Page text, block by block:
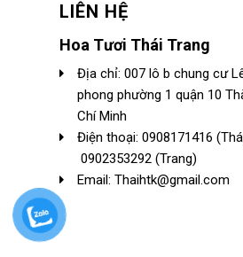
LIÊN HỆ
Hoa Tươi Thái Trang
Địa chỉ: 007 lô b chung cư
phong phường 1 quận 10
Chí Minh
Điện thoại: 0908171416
0902353292 (Trang)
Email: Thaihtk@gmail.com